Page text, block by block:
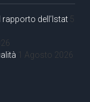
dell’Istat 5
1 Agosto 2026